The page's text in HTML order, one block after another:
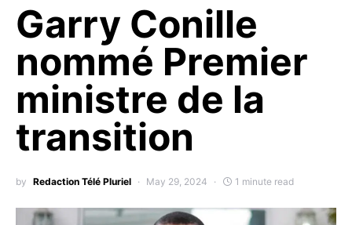
Garry Conille
nommé Premier
ministre de la
transition
by Redaction Télé Pluriel May 29, 2024 1 minute read